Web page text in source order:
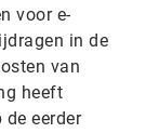
voor e-
in de
van
heeft
eerder